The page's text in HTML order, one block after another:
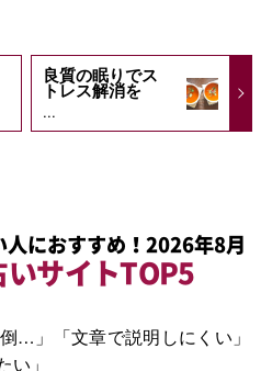
良質の眠りでス
トレス解消を
...
人におすすめ！2026年8月
サイトTOP5
…」「文章で説明しにくい」
い」